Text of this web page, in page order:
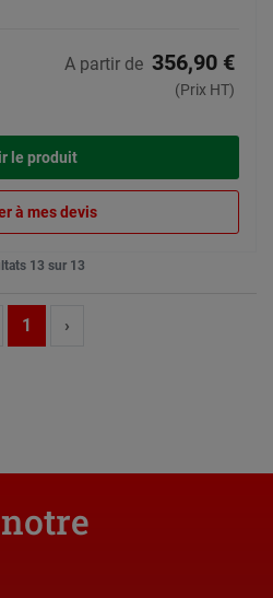
A partir de 356,90 €
(Prix HT)
le produit
à mes devis
13 sur 13
1 ›